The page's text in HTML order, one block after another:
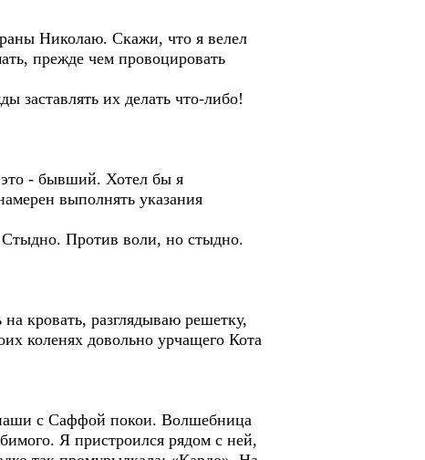
Николаю. Скажи, что я велел
прежде чем провоцировать
их делать что-либо!
- бывший. Хотел бы я
выполнять указания
Против воли, но стыдно.
кровать, разглядываю решетку,
коленях довольно урчащего Кота
с Саффой покои. Волшебница
Я пристроился рядом с ней,